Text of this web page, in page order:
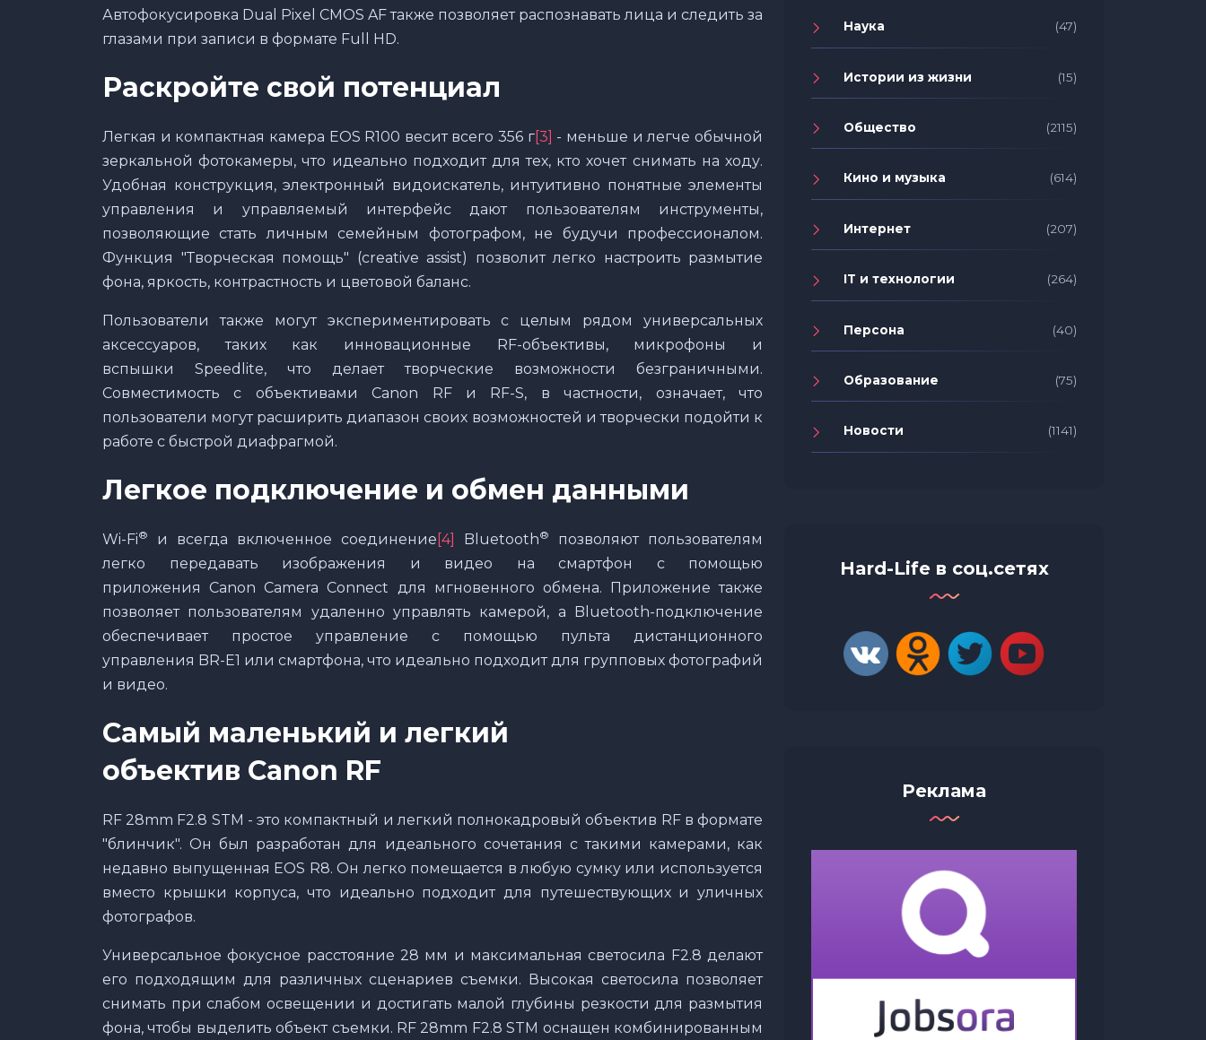
Автофокусировка Dual Pixel CMOS AF также позволяет распознавать лица и следить за
глазами при записи в формате Full HD.
Раскройте свой потенциал
Легкая и компактная камера EOS R100 весит всего 356 г[3] - меньше и легче обычной
зеркальной фотокамеры, что идеально подходит для тех, кто хочет снимать на ходу.
Удобная конструкция, электронный видоискатель, интуитивно понятные элементы
управления и управляемый интерфейс дают пользователям инструменты,
позволяющие стать личным семейным фотографом, не будучи профессионалом.
Функция "Творческая помощь" (creative assist) позволит легко настроить размытие
фона, яркость, контрастность и цветовой баланс.
Пользователи также могут экспериментировать с целым рядом универсальных
аксессуаров, таких как инновационные RF-объективы, микрофоны и
вспышки Speedlite, что делает творческие возможности безграничными.
Совместимость с объективами Canon RF и RF-S, в частности, означает, что
пользователи могут расширить диапазон своих возможностей и творчески подойти к
работе с быстрой диафрагмой.
Легкое подключение и обмен данными
Wi-Fi® и всегда включенное соединение [4] Bluetooth®
позволяют пользователям
легко передавать изображения и видео на смартфон с помощью
приложения Canon Camera Connect для мгновенного обмена. Приложение также
позволяет пользователям удаленно управлять камерой, а Bluetooth-подключение
обеспечивает простое управление с помощью пульта дистанционного
управления BR-E1 или смартфона, что идеально подходит для групповых фотографий
и видео.
Самый маленький и легкий
объектив Canon RF
RF 28mm F2.8 STM - это компактный и легкий полнокадровый объектив RF в формате
"блинчик". Он был разработан для идеального сочетания с такими камерами, как
недавно выпущенная EOS R8. Он легко помещается в любую сумку или используется
вместо крышки корпуса, что идеально подходит для путешествующих и уличных
фотографов.
Универсальное фокусное расстояние 28 мм и максимальная светосила F2.8 делают
его подходящим для различных сценариев съемки. Высокая светосила позволяет
снимать при слабом освещении и достигать малой глубины резкости для размытия
фона, чтобы выделить объект съемки. RF 28mm F2.8 STM оснащен комбинированным
Наука (47)
Истории из жизни (15)
Общество (2115)
Кино и музыка (614)
Интернет (207)
IT и технологии (264)
Персона (40)
Образование (75)
Новости (1141)
Hard-Life в соц.сетях
Реклама